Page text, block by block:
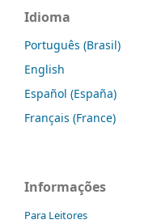
Idioma
Português (Brasil)
English
Español (España)
Français (France)
Informações
Para Leitores